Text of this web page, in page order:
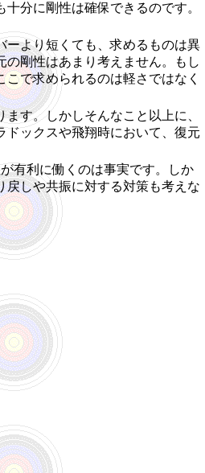
分に剛性は確保できるのです。
より短くても、求めるものは異
剛性はあまり考えません。もし
で求められるのは軽さではなく
す。しかしそんなこと以上に、
ドックスや飛翔時において、復元
有利に働くのは事実です。しか
戻しや共振に対する対策も考えな